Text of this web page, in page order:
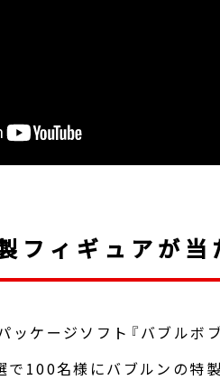
フィギュアが当
ージソフト『バブルボ
で100名様にバブルンの特